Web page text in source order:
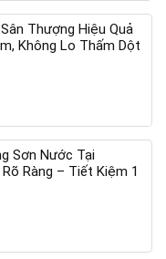
Thượng Hiệu Quả
Không Lo Thấm Dột
Sơn Nước Tại
Ràng – Tiết Kiệm 1